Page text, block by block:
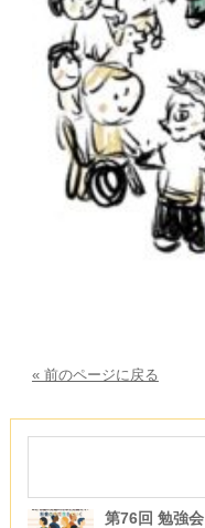
« 前のページに戻る
第76回 勉強会